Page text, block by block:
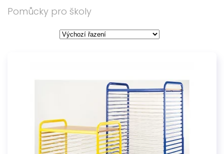
Pomůcky pro školy